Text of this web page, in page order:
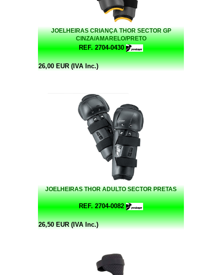
JOELHEIRAS CRIANÇA THOR SECTOR GP
CINZA/AMARELO/PRETO
REF. 2704-0430
26,00 EUR (IVA Inc.)
JOELHEIRAS THOR ADULTO SECTOR PRETAS
REF. 2704-0082
26,50 EUR (IVA Inc.)